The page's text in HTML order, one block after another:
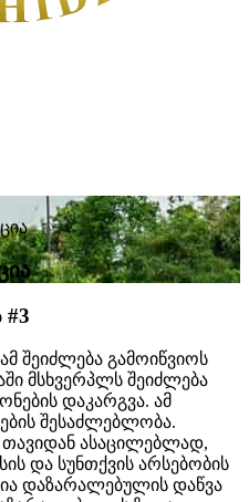
შეიძლება გამოიწვიოს
მსხვერპლს შეიძლება
დაკარგვა. ამ
შესაძლებლობა.
ასაცილებლად,
და სუნთქვის არსებობის
დაზარალებულის დაწვა